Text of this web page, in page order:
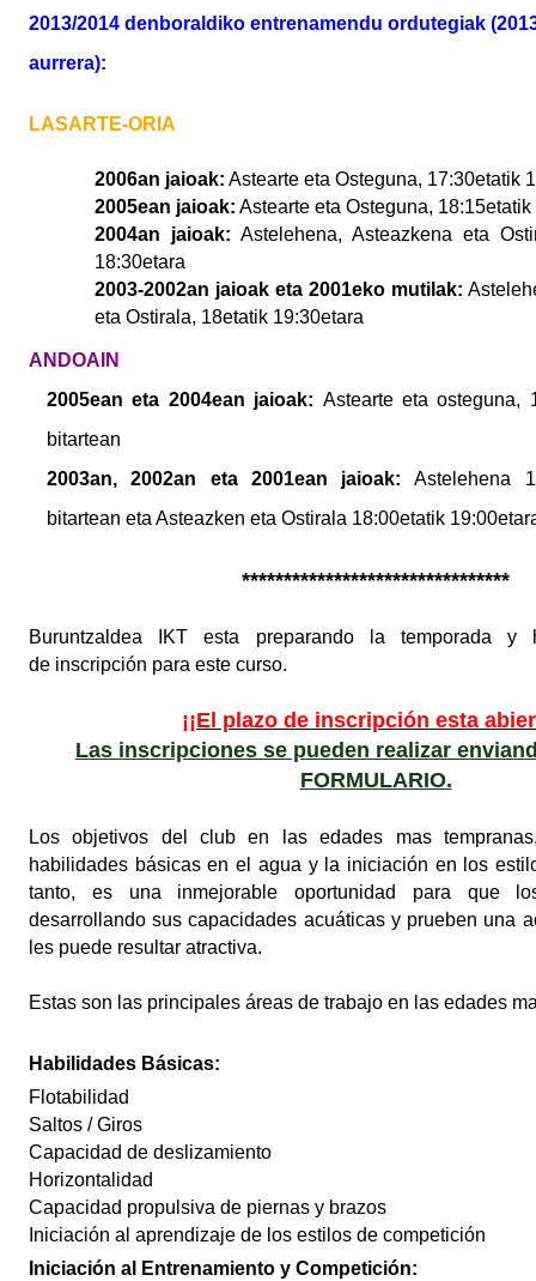
2013/2014 denboraldiko entrenamendu ordutegiak
aurrera):
LASARTE-ORIA
2006an jaioak: Astearte eta Osteguna, 17:30etatik
2005ean jaioak: Astearte eta Osteguna,
2004an jaioak: Astelehena, Asteazkena eta
18:30etara
2003-2002an jaioak eta 2001eko mutilak:
eta Ostirala, 18etatik 19:30etara
ANDOAIN
2005ean eta 2004ean jaioak: Astearte eta osteguna,
bitartean
2003an, 2002an eta 2001ean jaioak: Astelehena
bitartean eta Asteazken eta Ostirala 18:00etatik
********************************
Buruntzaldea IKT esta preparando la temporada
de inscripción para este curso.
¡¡El plazo de inscripción esta
Las inscripciones se pueden realizar
FORMULARIO.
Los objetivos del club en las edades mas
habilidades básicas en el agua y la iniciación en los
tanto, es una inmejorable oportunidad para que
desarrollando sus capacidades acuáticas y prueben una
les puede resultar atractiva.
Estas son las principales áreas de trabajo en las edades
Habilidades Básicas:
Flotabilidad
Saltos / Giros
Capacidad de deslizamiento
Horizontalidad
Capacidad propulsiva de piernas y brazos
Iniciación al aprendizaje de los estilos de competición
Iniciación al Entrenamiento y Competición: